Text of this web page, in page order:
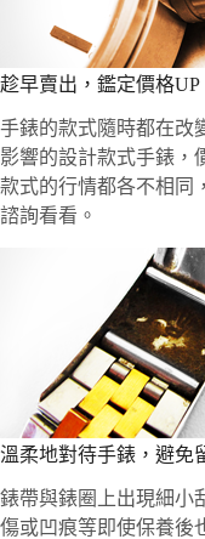
趁早賣出，鑑定價格UP
手錶的款式隨時都在改
影響的設計款式手錶，
款式的行情都各不相同
諮詢看看。
溫柔地對待手錶，避免
錶帶與錶圈上出現細小
傷或凹痕等即使保養後